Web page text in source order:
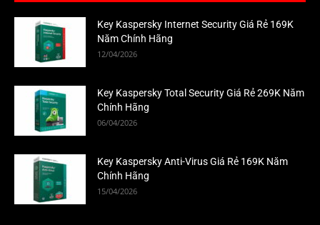
Key Kaspersky Internet Security Giá Rẻ 169K
Năm Chính Hãng
12/04/2026
Key Kaspersky Total Security Giá Rẻ 269K Năm
Chính Hãng
06/04/2026
Key Kaspersky Anti-Virus Giá Rẻ 169K Năm
Chính Hãng
15/04/2026